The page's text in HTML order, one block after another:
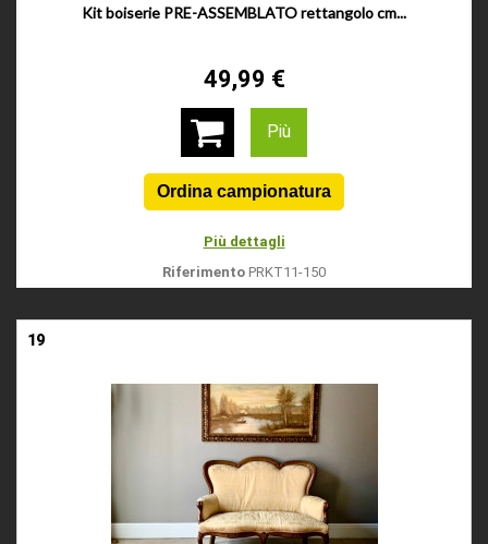
Kit boiserie PRE-ASSEMBLATO rettangolo cm...
49,99 €
Più
Più dettagli
Riferimento PRKT11-150
19